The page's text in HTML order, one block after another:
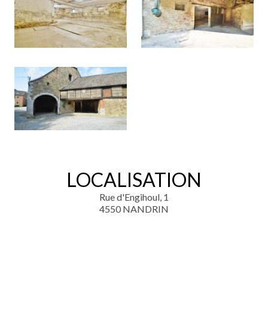
LOCALISATION
Rue d'Engihoul, 1
4550 NANDRIN